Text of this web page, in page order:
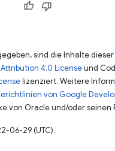
sind die Inhalte
4.0 Licenseund
lizenziert. Weitere
von Google
von Oracle und/oder seinen
06-29 (UTC).